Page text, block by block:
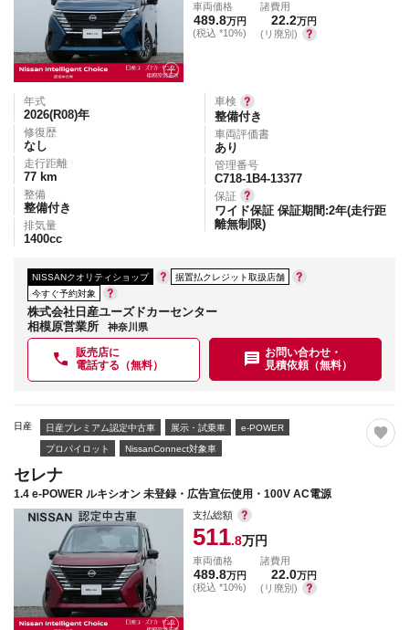
車両価格
489.8万円
(税込 *10%)
諸費用
22.2万円
(リ廃別)
年式
2026(R08)年
修復歴
なし
走行距離
77 km
整備
整備付き
排気量
1400cc
車検
整備付き
車両評価書
あり
管理番号
C718-1B4-13377
保証
ワイド保証 保証期間:2年(走行距
離無制限)
NISSANクオリティショップ
据置払クレジット取扱店舗
今すぐ予約対象
株式会社日産ユーズドカーセンター
相模原営業所
神奈川県
販売店に
電話する（無料）
お問い合わせ・
見積依頼（無料）
日産 日産プレミアム認定中古車 展示・試乗車 e-POWER
プロパイロット NissanConnect対象車
セレナ
1.4 e-POWER ルキシオン 未登録・広告宣伝使用・100V AC電源
支払総額
511.8万円
車両価格
489.8万円
(税込 *10%)
諸費用
22.0万円
(リ廃別)